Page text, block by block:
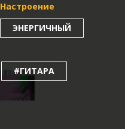
Настроение
ЭНЕРГИЧНЫЙ
#ГИТАРА